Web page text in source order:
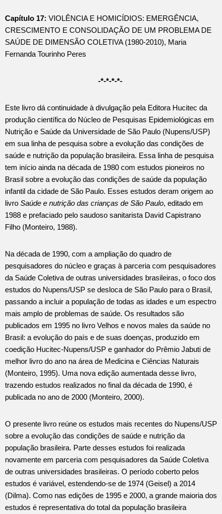
Capítulo 17: VIOLÊNCIA E HOMICÍDIOS: EMERGÊNCIA,
CRESCIMENTO E CONSOLIDAÇÃO DE UM PROBLEMA DE
SAÚDE DE DIMENSÃO COLETIVA (1980-2010), Maria
Fernanda Tourinho Peres
-*-*-*-*-
Este livro dá continuidade à divulgação pela Editora Hucitec da
produção científica do Núcleo de Pesquisas Epidemiológicas em
Nutrição e Saúde da Universidade de São Paulo (Nupens/USP)
em sua linha de pesquisa sobre a evolução das condições de
saúde e nutrição da população brasileira. Essa linha de pesquisa
tem início ainda na década de 1980 com estudos pioneiros no
Brasil sobre a evolução das condições de saúde da população
infantil da cidade de São Paulo. Esses estudos deram origem ao
livro Saúde e nutrição das crianças de São Paulo, editado em
1988 e prefaciado pelo saudoso sanitarista David Capistrano
Filho (Monteiro, 1988).
Na década de 1990, com a ampliação do quadro de
pesquisadores do núcleo e graças à parceria com pesquisadores
da Saúde Coletiva de outras universidades brasileiras, o foco dos
estudos do Nupens/USP se desloca de São Paulo para o Brasil,
passando a incluir a população de todas as idades e um espectro
mais amplo de problemas de saúde. Os resultados são
publicados em 1995 no livro Velhos e novos males da saúde no
Brasil: a evolução do país e de suas doenças, produzido em
coedição Hucitec-Nupens/USP e ganhador do Prêmio Jabuti de
melhor livro do ano na área de Medicina e Ciências Naturais
(Monteiro, 1995). Uma nova edição aumentada desse livro,
trazendo estudos realizados no final da década de 1990, é
publicada no ano de 2000 (Monteiro, 2000).
O presente livro reúne os estudos mais recentes do Nupens/USP
sobre a evolução das condições de saúde e nutrição da
população brasileira. Parte desses estudos foi realizada
novamente em parceria com pesquisadores da Saúde Coletiva
de outras universidades brasileiras. O período coberto pelos
estudos é variável, estendendo-se de 1974 (Geisel) a 2014
(Dilma). Como nas edições de 1995 e 2000, a grande maioria dos
estudos é representativa do total da população brasileira